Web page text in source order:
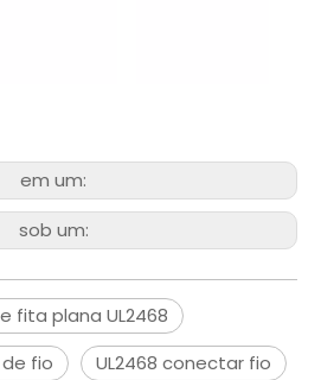
em um:
sob um:
fita plana UL2468
fio
UL2468 conectar fio